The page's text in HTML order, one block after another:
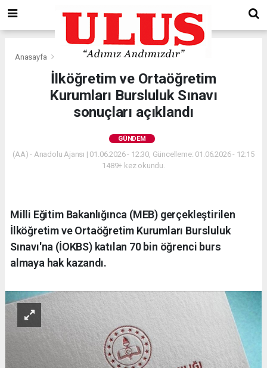
Anasayfa Gündem
İlköğretim ve Ortaöğretim
Kurumları Bursluluk Sınavı
sonuçları açıklandı
GÜNDEM
(AA) - Anadolu Ajansı | 01.06.2026 - 12:30, Güncelleme: 01.06.2026 - 12:15
1489+ kez okundu.
Milli Eğitim Bakanlığınca (MEB) gerçekleştirilen
İlköğretim ve Ortaöğretim Kurumları Bursluluk
Sınavı'na (İOKBS) katılan 70 bin öğrenci burs
almaya hak kazandı.